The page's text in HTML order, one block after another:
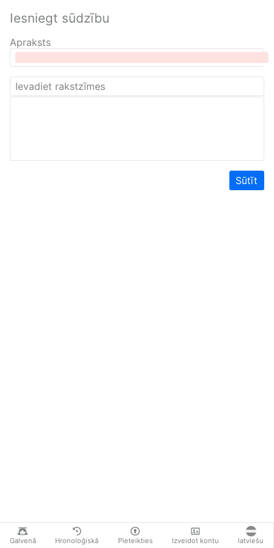
Galvenā Hronoloģiskā Pieteikties Izveidot kontu latviešu
Iesniegt sūdzību
Apraksts
Sūtīt